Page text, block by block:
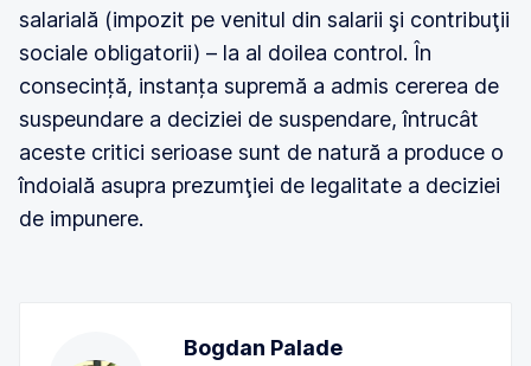
salarială (impozit pe venitul din salarii şi contribuţii
sociale obligatorii) – la al doilea control. În
consecință, instanța supremă a admis cererea de
suspeundare a deciziei de suspendare, întrucât
aceste critici serioase sunt de natură a produce o
îndoială asupra prezumţiei de legalitate a deciziei
de impunere.
Bogdan Palade